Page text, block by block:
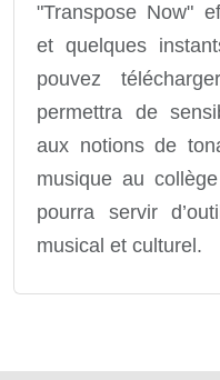
"Transpose Now"
et quelques
pouvez
permettra de
aux notions de
musique au
pourra servir
musical et culturel.